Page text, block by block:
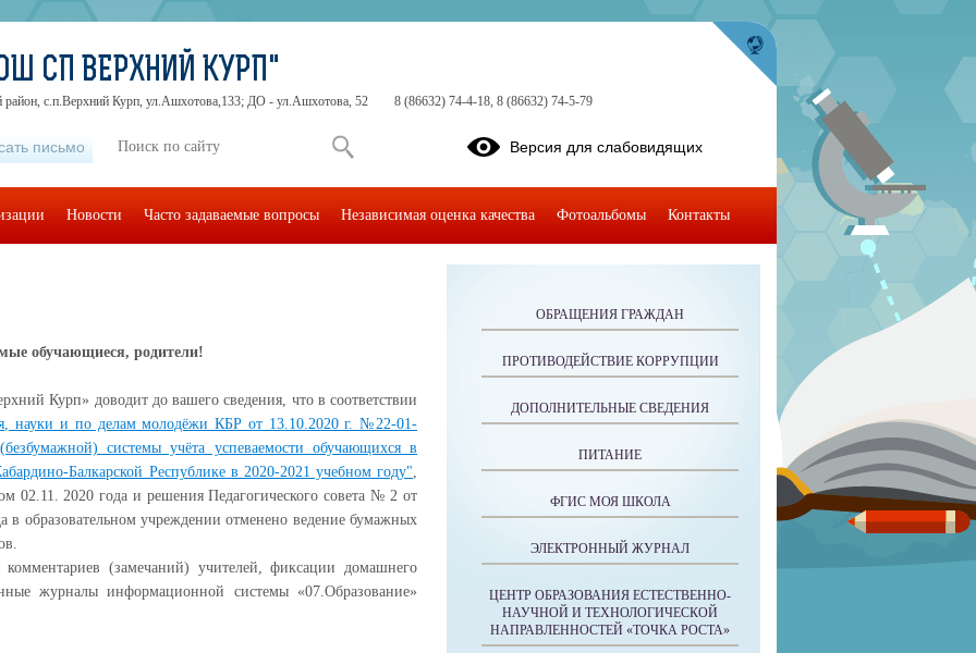
обучающиеся, родители!
Курп» доводит до вашего сведения, что в соответствии
науки и по делам молодёжи КБР от 13.10.2020 г. №22-01-
системы учёта успеваемости обучающихся в
Балкарской Республике в 2020-2021 учебном году",
02.11. 2020 года и решения Педагогического совета № 2 от
в образовательном учреждении отменено ведение бумажных
(замечаний) учителей, фиксации домашнего
журналы информационной системы «07.Образование»
ОБРАЩЕНИЯ ГРАЖДАН
ПРОТИВОДЕЙСТВИЕ КОРРУПЦИИ
ДОПОЛНИТЕЛЬНЫЕ СВЕДЕНИЯ
ПИТАНИЕ
ФГИС МОЯ ШКОЛА
ЭЛЕКТРОННЫЙ ЖУРНАЛ
ЦЕНТР ОБРАЗОВАНИЯ ЕСТЕСТВЕННО-
НАУЧНОЙ И ТЕХНОЛОГИЧЕСКОЙ
НАПРАВЛЕННОСТЕЙ «ТОЧКА РОСТА»
СП ВЕРХНИЙ КУРП"
район, с.п.Верхний Курп, ул.Ашхотова,133; ДО - ул.Ашхотова, 52 8 (86632) 74-4-18, 8 (86632) 74-5-79
письмо Версия для слабовидящих
Новости Часто задаваемые вопросы Независимая оценка качества Фотоальбомы Контакты